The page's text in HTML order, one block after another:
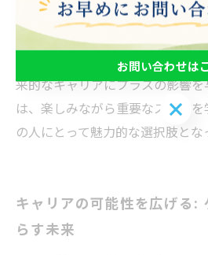
ベルデザインなど、複数の要素
があります。このような環境で
ムワークの重要性やリーダーシ
来的なキャリアにプラスの影響
は、楽しみながら重要なスキルを
の人にとって魅力的な選択肢とな
キャリアの可能性を広げる:
らす未来
お問い合わせは
お問い合わせは